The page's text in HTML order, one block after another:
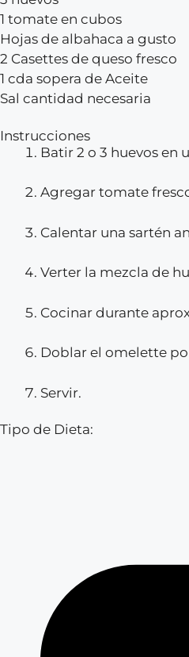
1 tomate en cubos
Hojas de albahaca a gusto
2 Casettes de queso fresco
1 cda sopera de Aceite
Sal cantidad necesaria
Instrucciones
Batir 2 o 3 huevos en
Agregar tomate
Calentar una sartén
Verter la mezcla de
Cocinar durante
Doblar el omelette
Servir.
Tipo de Dieta: